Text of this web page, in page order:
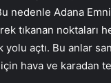
nedenle Adana
tıkanan
açtı. Bu anlar
için hava ve karadan